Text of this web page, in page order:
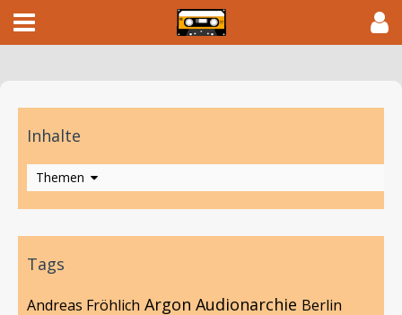
Inhalte
Themen
Tags
Andreas Fröhlich Argon Audionarchie Berlin